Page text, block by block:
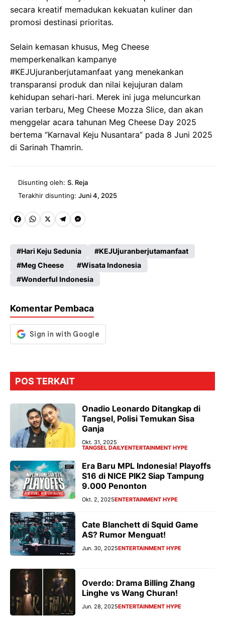
secara kreatif memadukan kekuatan kuliner dan
promosi destinasi prioritas.
Selain kemasan khusus, Meg Cheese
memperkenalkan kampanye
#KEJUjuranberjutamanfaat yang menekankan
transparansi produk dan nilai kejujuran dalam
kehidupan sehari-hari. Merek ini juga meluncurkan
varian terbaru, Meg Cheese Mozza Slice, dan akan
menggelar acara tahunan Meg Cheese Day 2025
bertema “Karnaval Keju Nusantara” pada 8 Juni 2025
di Sarinah Thamrin.
Disunting oleh: S. Reja
Terakhir disunting: Juni 4, 2025
Fa
b
o
o
k
W
ts
A
p
X
Te
gr
a
m
M
se
n
g
er
Hari Keju Sedunia
KEJUjuranberjutamanfaat
Meg Cheese
Wisata Indonesia
Wonderful Indonesia
Komentar Pembaca
POS TERKAIT
Onadio Leonardo Ditangkap di
Tangsel, Polisi Temukan Sisa
Ganja
Okt. 31, 2025
TANGSEL DAILYENTERTAINMENT HYPE
Era Baru MPL Indonesia! Playoffs
S16 di NICE PIK2 Siap Tampung
9.000 Penonton
Okt. 2, 2025ENTERTAINMENT HYPE
Cate Blanchett di Squid Game
AS? Rumor Menguat!
Jun. 30, 2025ENTERTAINMENT HYPE
Overdo: Drama Billing Zhang
Linghe vs Wang Churan!
Jun. 28, 2025ENTERTAINMENT HYPE